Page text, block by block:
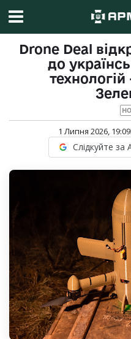
Drone Deal
до
1 Липня 2026, 19:09
Слідкуйте за